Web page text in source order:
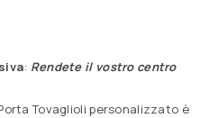
: Rendete il vostro centro
Tovaglioli personalizzato è